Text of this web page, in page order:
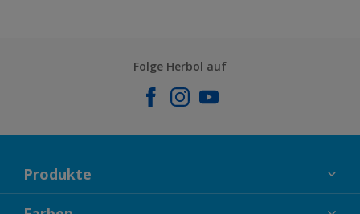
Folge Herbol auf
Produkte
FASSADENFARBEN